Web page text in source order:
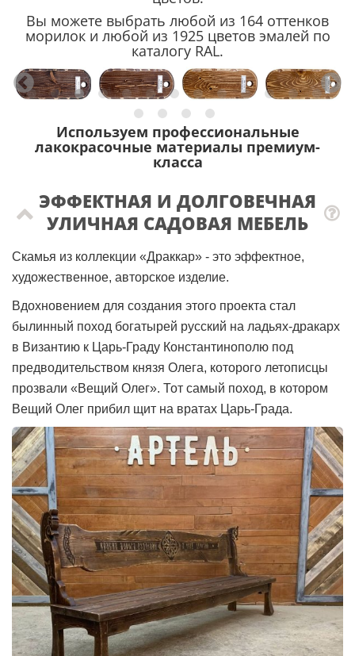
Вы можете выбрать любой из 164 оттенков
морилок и любой из 1925 цветов эмалей по
каталогу RAL.
Используем профессиональные
лакокрасочные материалы премиум-
класса
ЭФФЕКТНАЯ И ДОЛГОВЕЧНАЯ
УЛИЧНАЯ САДОВАЯ МЕБЕЛЬ
Скамья из коллекции «Драккар» - это эффектное,
художественное, авторское изделие.
Вдохновением для создания этого проекта стал
былинный поход богатырей русский на ладьях-дракарх
в Византию к Царь-Граду Константинополю под
предводительством князя Олега, которого летописцы
прозвали «Вещий Олег». Тот самый поход, в котором
Вещий Олег прибил щит на вратах Царь-Града.